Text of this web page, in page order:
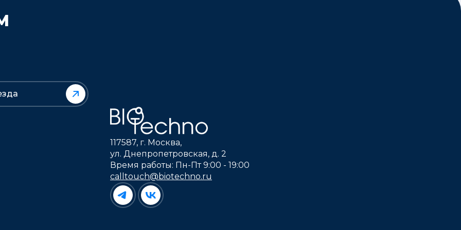
117587, г. Москва,
ул. Днепропетровская, д. 2
Время работы: Пн-Пт 9:00 - 19:00
calltouch@biotechno.ru